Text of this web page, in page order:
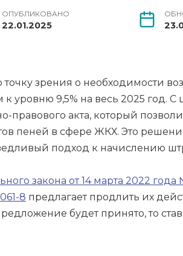
ОПУБЛИКОВАНО
22.01.2025
зрения о необходимости
9,5% на весь 2025 год. С
акта, который
пеней в сфере ЖКХ. Это
подход к начислению
закона от 14 марта 2022
8 предлагает продлить их
будет принято, то